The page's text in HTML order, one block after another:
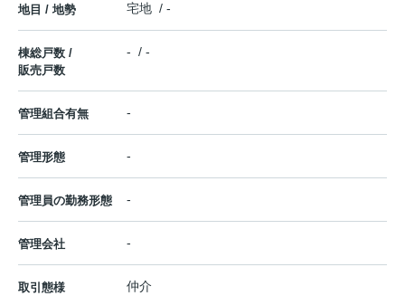
地目 / 地勢 宅地 / -
棟総戸数 /
販売戸数
- / -
管理組合有無 -
管理形態 -
管理員の勤務形態 -
管理会社 -
取引態様 仲介